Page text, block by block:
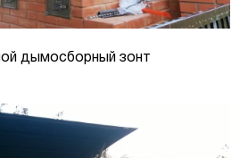
дымосборный зонт